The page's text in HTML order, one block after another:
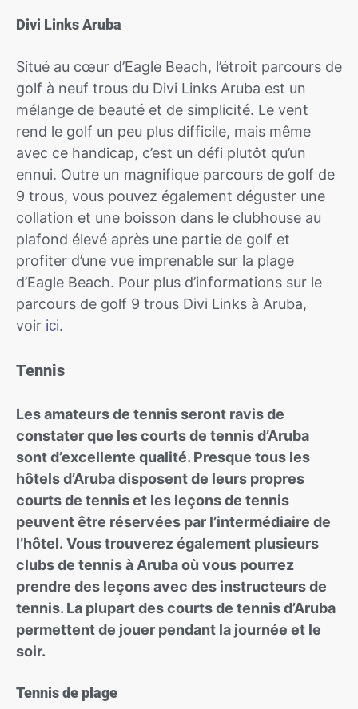
Divi Links Aruba
Situé au cœur d’Eagle Beach, l’étroit parcours de
golf à neuf trous du Divi Links Aruba est un
mélange de beauté et de simplicité. Le vent
rend le golf un peu plus difficile, mais même
avec ce handicap, c’est un défi plutôt qu’un
ennui. Outre un magnifique parcours de golf de
9 trous, vous pouvez également déguster une
collation et une boisson dans le clubhouse au
plafond élevé après une partie de golf et
profiter d’une vue imprenable sur la plage
d’Eagle Beach. Pour plus d’informations sur le
parcours de golf 9 trous Divi Links à Aruba,
voir ici.
Tennis
Les amateurs de tennis seront ravis de
constater que les courts de tennis d’Aruba
sont d’excellente qualité. Presque tous les
hôtels d’Aruba disposent de leurs propres
courts de tennis et les leçons de tennis
peuvent être réservées par l’intermédiaire de
l’hôtel. Vous trouverez également plusieurs
clubs de tennis à Aruba où vous pourrez
prendre des leçons avec des instructeurs de
tennis. La plupart des courts de tennis d’Aruba
permettent de jouer pendant la journée et le
soir.
Tennis de plage